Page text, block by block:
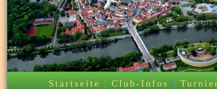
Startseite Club-Infos